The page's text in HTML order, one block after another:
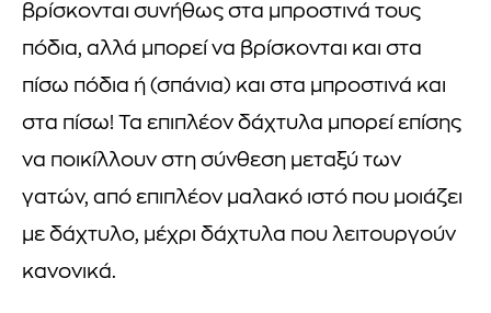
βρίσκονται συνήθως στα μπροστινά τους
πόδια, αλλά μπορεί να βρίσκονται και στα
πίσω πόδια ή (σπάνια) και στα μπροστινά και
στα πίσω! Τα επιπλέον δάχτυλα μπορεί επίσης
να ποικίλλουν στη σύνθεση μεταξύ των
γατών, από επιπλέον μαλακό ιστό που μοιάζει
με δάχτυλο, μέχρι δάχτυλα που λειτουργούν
κανονικά.